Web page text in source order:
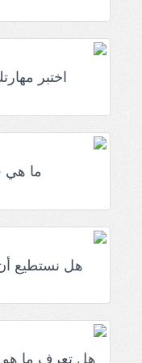
اختبر
ما هي
هل نستطيع
هل تعرف ما هو